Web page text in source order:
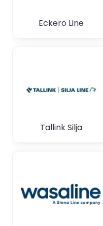
Eckerö Line
Tallink Silja